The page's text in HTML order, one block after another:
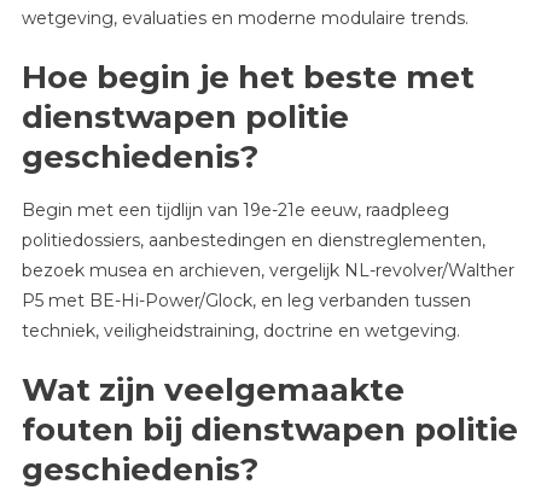
wetgeving, evaluaties en moderne modulaire trends.
Hoe begin je het beste met
dienstwapen politie
geschiedenis?
Begin met een tijdlijn van 19e-21e eeuw, raadpleeg
politiedossiers, aanbestedingen en dienstreglementen,
bezoek musea en archieven, vergelijk NL-revolver/Walther
P5 met BE-Hi-Power/Glock, en leg verbanden tussen
techniek, veiligheidstraining, doctrine en wetgeving.
Wat zijn veelgemaakte
fouten bij dienstwapen politie
geschiedenis?